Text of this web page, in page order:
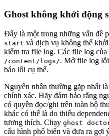
Ghost không khởi động
Đây là một trong những vấn đề
start và dịch vụ không thể
kiểm tra file log. Các file log
/content/logs/. Mở file log
báo lỗi cụ thể.
Nguyên nhân thường gặp nhất
chính xác. Hãy đảm bảo rằng
có quyền đọc/ghi trên toàn bộ
khác có thể là do thiếu
tương thích. Chạy ghost
cấu hình phổ biến và đưa ra gợi